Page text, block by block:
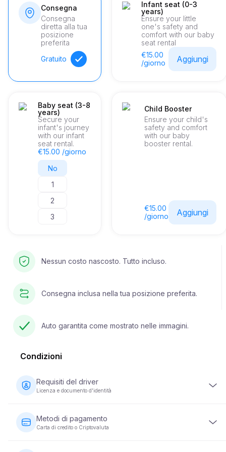
Consegna
Consegna
diretta alla tua
posizione
preferita
Gratuito
Infant seat (0-3
years)
Ensure your little
one's safety and
comfort with our baby
seat rental
€15.00
/giorno
Aggiungi
Baby seat (3-8
years)
Secure your
infant's journey
with our infant
seat rental.
€15.00 /giorno
No
1
2
3
Child Booster
Ensure your child's
safety and comfort
with our baby
booster rental.
€15.00
/giorno
Aggiungi
Nessun costo nascosto. Tutto incluso.
Consegna inclusa nella tua posizione preferita.
Auto garantita come mostrato nelle immagini.
Condizioni
Requisiti del driver
Licenza e documento d'identità
patente di guida valida. È inoltre richiesto un documento di
identità (passaporto o carta d'identità nazionale). Alcuni
veicoli possono richiedere che il conducente abbia la
Metodi di pagamento
Carta di credito o Criptovaluta